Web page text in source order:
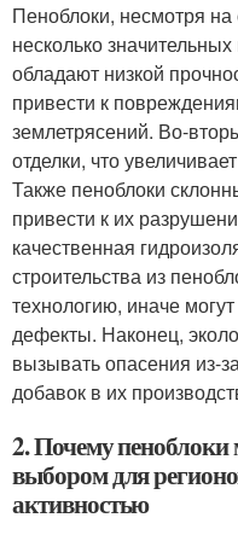
Пеноблоки, несмотря
несколько
обладают низкой
привести к
землетрясений. Во-
отделки, что
Также пеноблоки
привести к их
качественная
строительства из
технологию, иначе
дефекты. Наконец,
вызывать опасения из-
добавок в их
2. Почему
выбором для
активностью